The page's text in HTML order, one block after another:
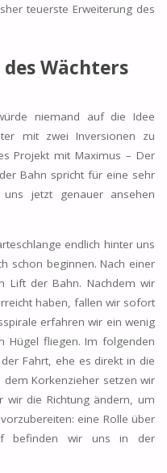
teuerste Erweiterung des
Wächters
niemand auf die Idee
mit zwei Inversionen zu
Projekt mit Maximus – Der
Bahn spricht für eine sehr
jetzt genauer ansehen
endlich hinter uns
schon beginnen. Nach einer
Lift der Bahn. Nachdem wir
haben, fallen wir sofort
erfahren wir ein wenig
Hügel fliegen. Im folgenden
Fahrt, ehe es direkt in die
dem Korkenzieher setzen wir
die Richtung ändern, um
eine Rolle über
befinden wir uns in der